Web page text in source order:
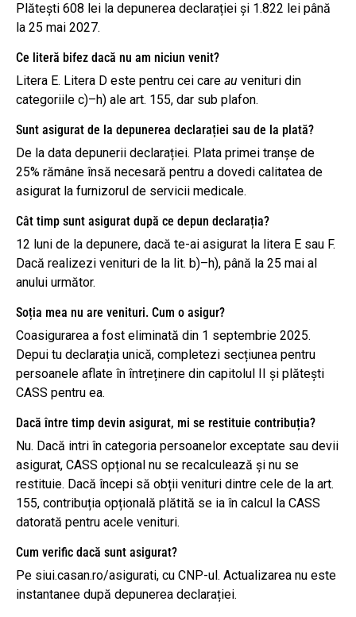
Plătești 608 lei la depunerea declarației și 1.822 lei până
la 25 mai 2027.
Ce literă bifez dacă nu am niciun venit?
Litera E. Litera D este pentru cei care au venituri din
categoriile c)–h) ale art. 155, dar sub plafon.
Sunt asigurat de la depunerea declarației sau de la plată?
De la data depunerii declarației. Plata primei tranșe de
25% rămâne însă necesară pentru a dovedi calitatea de
asigurat la furnizorul de servicii medicale.
Cât timp sunt asigurat după ce depun declarația?
12 luni de la depunere, dacă te-ai asigurat la litera E sau F.
Dacă realizezi venituri de la lit. b)–h), până la 25 mai al
anului următor.
Soția mea nu are venituri. Cum o asigur?
Coasigurarea a fost eliminată din 1 septembrie 2025.
Depui tu declarația unică, completezi secțiunea pentru
persoanele aflate în întreținere din capitolul II și plătești
CASS pentru ea.
Dacă între timp devin asigurat, mi se restituie contribuția?
Nu. Dacă intri în categoria persoanelor exceptate sau devii
asigurat, CASS opțional nu se recalculează și nu se
restituie. Dacă începi să obții venituri dintre cele de la art.
155, contribuția opțională plătită se ia în calcul la CASS
datorată pentru acele venituri.
Cum verific dacă sunt asigurat?
Pe siui.casan.ro/asigurati, cu CNP-ul. Actualizarea nu este
instantanee după depunerea declarației.